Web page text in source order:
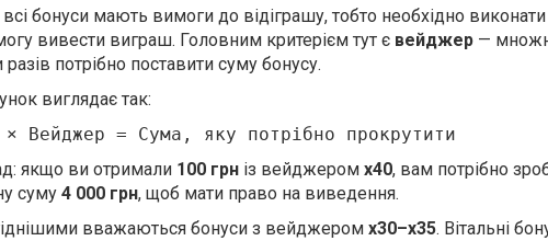
бонуси мають вимоги до відіграшу, тобто необхідно
вивести виграш. Головним критерієм тут є вейджер —
разів потрібно поставити суму бонусу.
виглядає так:
× Вейджер = Сума, яку потрібно прокрутити
якщо ви отримали 100 грн із вейджером x40, вам потрібно
суму 4 000 грн, щоб мати право на виведення.
вважаються бонуси з вейджером x30–x35. Вітальні